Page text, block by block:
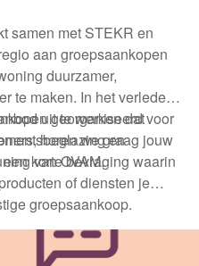
samen met STEKR en
aan groepsaankopen
duurzamer,
te maken. In het verleden
georganiseerd voor
en
van OVAM.
uit te werken dat
horen we graag jouw
korte bevraging waarin
of diensten je
groepsaankoop.